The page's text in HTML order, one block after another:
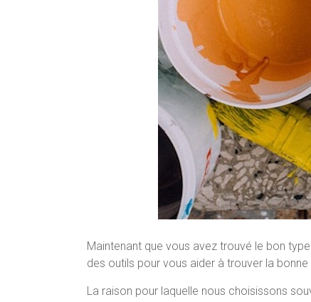
Maintenant que vous avez trouvé le bon
des outils pour vous aider à trouver la
La raison pour laquelle nous choisissons